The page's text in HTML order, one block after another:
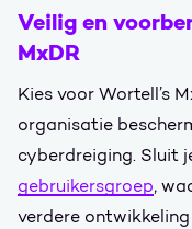
Veilig en
MxDR
Kies voor Wortell’s
organisatie
cyberdreiging. Sluit
gebruikersgroep,
verdere